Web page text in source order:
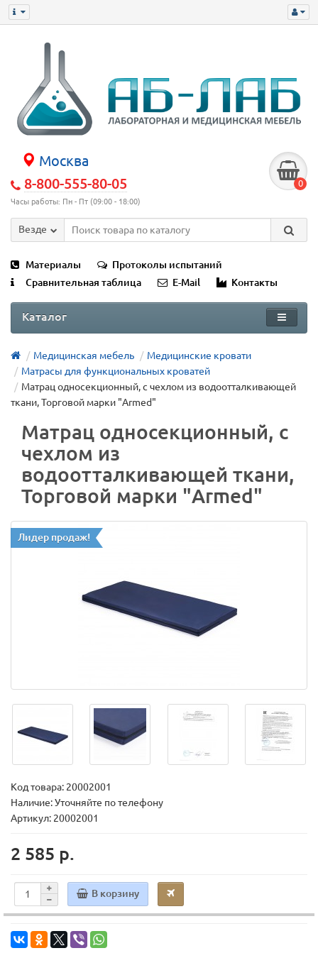
Москва
8-800-555-80-05
Часы работы: Пн - Пт (09:00 - 18:00)
0
Везде
Материалы
Протоколы испытаний
Сравнительная таблица
E-Mail Контакты
Каталог
Медицинская мебель
Медицинские кровати
Матрасы для функциональных кроватей
Матрац односекционный, с чехлом из водоотталкивающей
ткани, Торговой марки "Armed"
Матрац односекционный, с
чехлом из
водоотталкивающей ткани,
Торговой марки "Armed"
Лидер продаж!
Код товара: 20002001
Наличие: Уточняйте по телефону
Артикул: 20002001
2 585 р.
В корзину